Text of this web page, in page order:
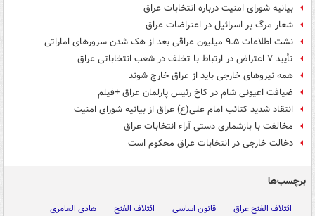
بیانیه شورای امنیت درباره انتخابات عراق
شعار مرگ بر اسرائیل در اعتراضات عراق
نشت اطلاعات ۹.۵ میلیون عراقی بعد از هک شدن سرورهای اماراتی
تأیید ۷ اعتراض در ارتباط با تخلف در شعب انتخاباتی عراق
همه نیروهای خارجی باید از عراق خارج شوند
ضیافت اعیونی شام در کاخ رئیس پارلمان عراق +فیلم
انتقاد شدید کتائب امام علی(ع) عراق از بیانیه شورای امنیت
مخالفت با بازشماری دستی آراء انتخابات عراق
دخالت خارجی در انتخابات عراق محکوم است
برچسب‌ها
ائتلاف الفتح عراق قانون اساسی ائتلاف الفتح هادی العامری